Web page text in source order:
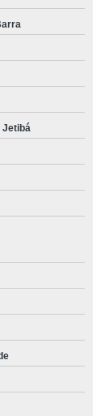
Jetibá